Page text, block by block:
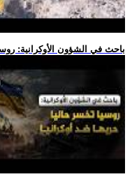
.. باحث في الشؤون الأوكرانية: